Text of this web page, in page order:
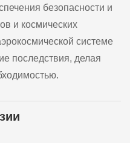
безопасности и
и космических
системе
последствия, делая